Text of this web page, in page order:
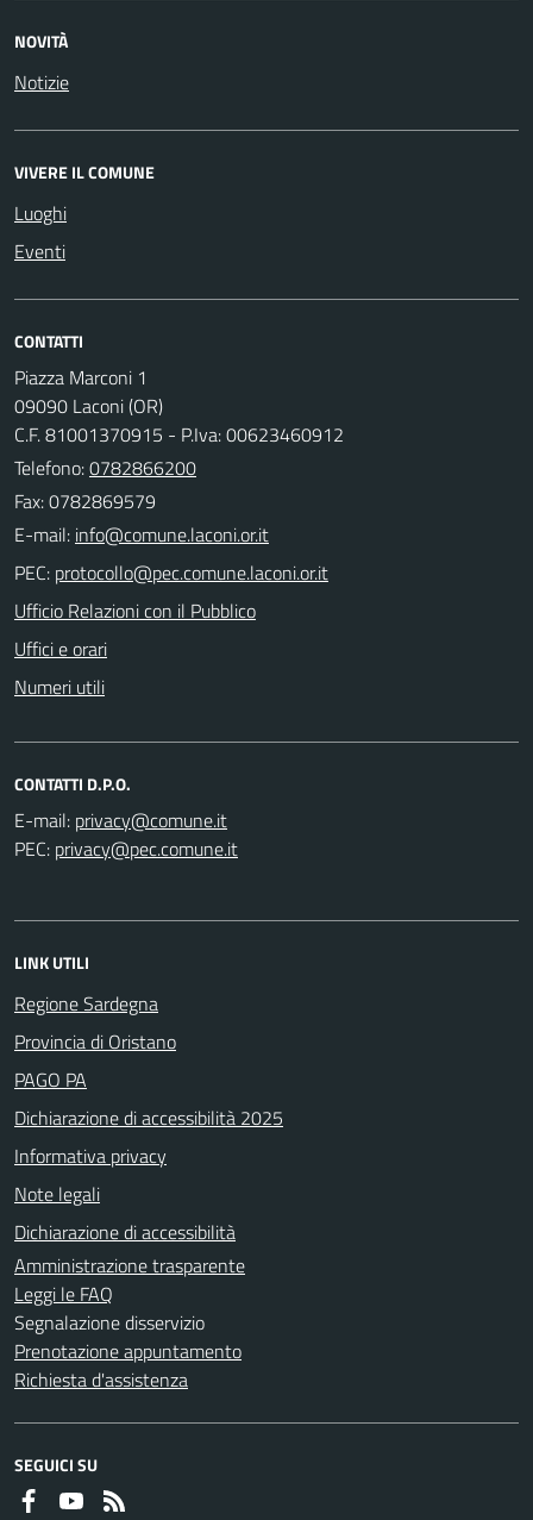
NOVITÀ
Notizie
VIVERE IL COMUNE
Luoghi
Eventi
CONTATTI
Piazza Marconi 1
09090 Laconi (OR)
C.F. 81001370915 - P.Iva: 00623460912
Telefono:0782866200
Fax: 0782869579
E-mail:
PEC:
Ufficio Relazioni con il Pubblico
Uffici e orari
Numeri utili
CONTATTI D.P.O.
E-mail:
PEC:
LINK UTILI
Regione Sardegna
Provincia di Oristano
PAGO PA
Dichiarazione di accessibilità 2025
Informativa privacy
Note legali
Dichiarazione di accessibilità
Amministrazione trasparente
Leggi le FAQ
Segnalazione disservizio
Prenotazione appuntamento
Richiesta d'assistenza
SEGUICI SU